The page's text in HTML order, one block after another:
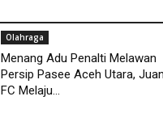
Olahraga
Menang Adu Penalti Melawan
Persip Pasee Aceh Utara,
FC Melaju...